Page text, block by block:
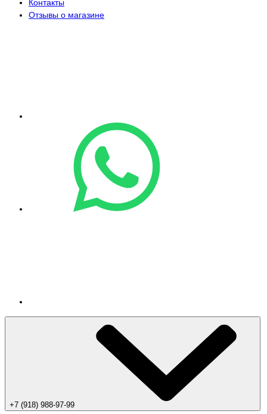
Контакты
Отзывы о магазине
+7 (918) 988-97-99